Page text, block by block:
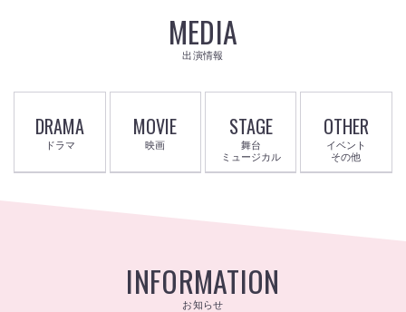
MEDIA
出演情報
DRAMA
ドラマ
MOVIE
映画
STAGE
舞台
ミュージカル
OTHER
イベント
その他
INFORMATION
お知らせ